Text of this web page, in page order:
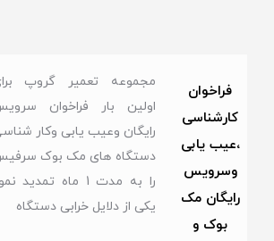
فراخوان
کارشناسی
،عیب یابی
وسرویس
رایگان مک
بوک و
مجموعه تعمیر گروپ
اولین بار فراخوان
رایگان وعیب یابی وکار
دستگاه های مک بوک
را به مدت 1 ماه تمدید
یکی از دلایل خرابی دستگاه